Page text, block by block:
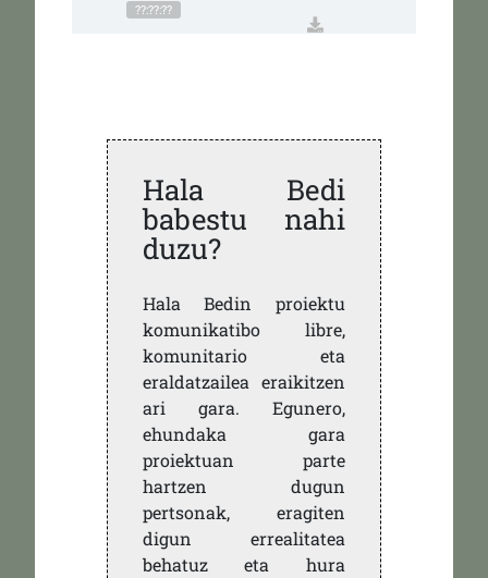
??:??:??
Hala Bedi
babestu nahi
duzu?
Hala Bedin proiektu
komunikatibo libre,
komunitario eta
eraldatzailea eraikitzen
ari gara. Egunero,
ehundaka gara
proiektuan parte
hartzen dugun
pertsonak, eragiten
digun errealitatea
behatuz eta hura